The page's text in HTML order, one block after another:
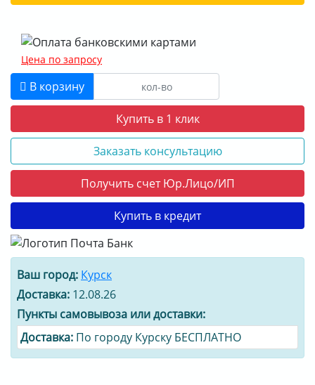
Цена по запросу
В корзину
Купить в 1 клик
Заказать консультацию
Получить счет Юр.Лицо/ИП
Купить в кредит
Ваш город: Курск
Доставка: 12.08.26
Пункты самовывоза или доставки:
Доставка: По городу Курску БЕСПЛАТНО